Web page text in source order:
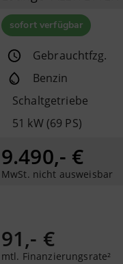
sofort verfügbar
Gebrauchtfzg.
Benzin
Schaltgetriebe
51 kW (69 PS)
9.490,- €
MwSt. nicht ausweisbar
91,- €
mtl. Finanzierungsrate²